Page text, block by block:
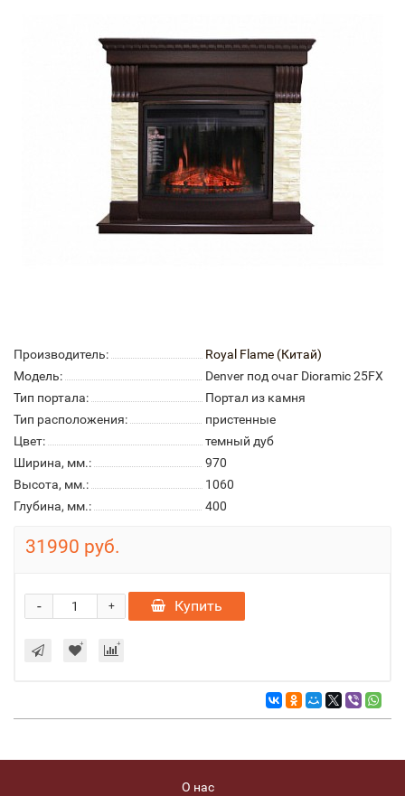
Производитель:
Royal Flame (Китай)
Модель:
Denver под очаг Dioramic 25FX
Тип портала:
Портал из камня
Тип расположения:
пристенные
Цвет:
темный дуб
Ширина, мм.:
970
Высота, мм.:
1060
Глубина, мм.:
400
31990 руб.
+
- Купить
О нас